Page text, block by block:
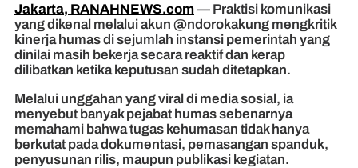
Jakarta, RANAHNEWS.com— Praktisi komunikasi
yang dikenal melalui akun @ndorokakung mengkritik
kinerja humas di sejumlah instansi pemerintah yang
dinilai masih bekerja secara reaktif dan kerap
dilibatkan ketika keputusan sudah ditetapkan.
Melalui unggahan yang viral di media sosial, ia
menyebut banyak pejabat humas sebenarnya
memahami bahwa tugas kehumasan tidak hanya
berkutat pada dokumentasi, pemasangan spanduk,
penyusunan rilis, maupun publikasi kegiatan.